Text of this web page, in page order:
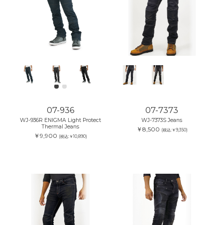
07-936
WJ-936R ENIGMA Light Protect
Thermal Jeans
￥9,900 (税込:￥10,890)
07-7373
WJ-7373S Jeans
￥8,500 (税込:￥9,350)